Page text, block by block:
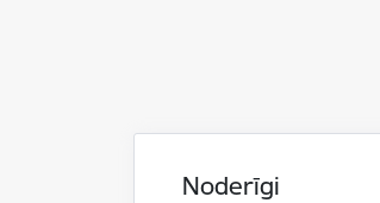
Noderīgi